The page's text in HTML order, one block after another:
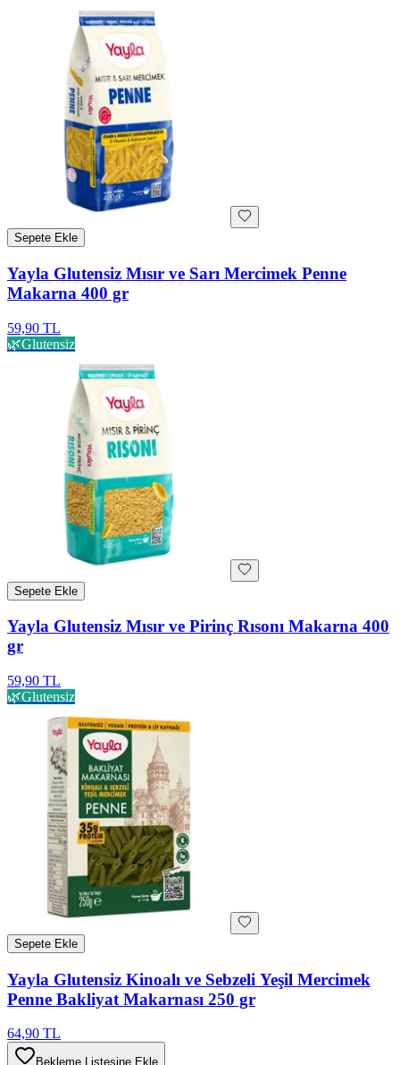
Sepete Ekle
Yayla Glutensiz Mısır ve Sarı Mercimek Penne
Makarna 400 gr
59,90 TL
🌿Glutensiz
Sepete Ekle
Yayla Glutensiz Mısır ve Pirinç Rısonı Makarna 400
gr
59,90 TL
🌿Glutensiz
Sepete Ekle
Yayla Glutensiz Kinoalı ve Sebzeli Yeşil Mercimek
Penne Bakliyat Makarnası 250 gr
64,90 TL
Bekleme Listesine Ekle